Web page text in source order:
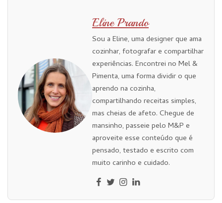
Eline Prando
Sou a Eline, uma designer que ama
cozinhar, fotografar e compartilhar
experiências. Encontrei no Mel &
Pimenta, uma forma dividir o que
aprendo na cozinha,
compartilhando receitas simples,
mas cheias de afeto. Chegue de
mansinho, passeie pelo M&P e
aproveite esse conteúdo que é
pensado, testado e escrito com
muito carinho e cuidado.